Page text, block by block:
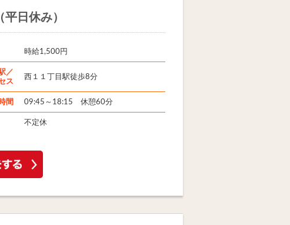
日休み）
時給1,500円
／
ス
西１１丁目駅徒歩8分
間 09:45～18:15 休憩60分
不定休